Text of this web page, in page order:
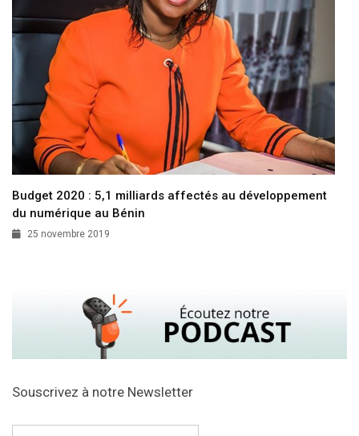
Budget 2020 : 5,1 milliards affectés au développement
du numérique au Bénin
25 novembre 2019
Souscrivez à notre Newsletter